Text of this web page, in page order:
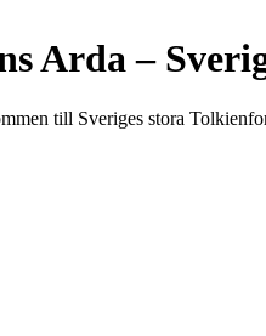
Arda –
till Sveriges stora